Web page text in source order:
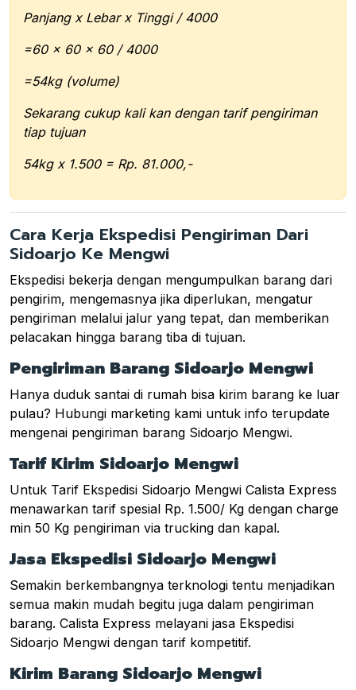
Panjang x Lebar x Tinggi / 4000
=60 x 60 x 60 / 4000
=54kg (volume)
Sekarang cukup kali kan dengan tarif pengiriman
tiap tujuan
54kg x 1.500 = Rp. 81.000,-
Cara Kerja Ekspedisi Pengiriman Dari
Sidoarjo Ke Mengwi
Ekspedisi bekerja dengan mengumpulkan barang dari
pengirim, mengemasnya jika diperlukan, mengatur
pengiriman melalui jalur yang tepat, dan memberikan
pelacakan hingga barang tiba di tujuan.
Pengiriman Barang Sidoarjo Mengwi
Hanya duduk santai di rumah bisa kirim barang ke luar
pulau? Hubungi marketing kami untuk info terupdate
mengenai pengiriman barang Sidoarjo Mengwi.
Tarif Kirim Sidoarjo Mengwi
Untuk Tarif Ekspedisi Sidoarjo Mengwi Calista Express
menawarkan tarif spesial Rp. 1.500/ Kg dengan charge
min 50 Kg pengiriman via trucking dan kapal.
Jasa Ekspedisi Sidoarjo Mengwi
Semakin berkembangnya terknologi tentu menjadikan
semua makin mudah begitu juga dalam pengiriman
barang. Calista Express melayani jasa Ekspedisi
Sidoarjo Mengwi dengan tarif kompetitif.
Kirim Barang Sidoarjo Mengwi